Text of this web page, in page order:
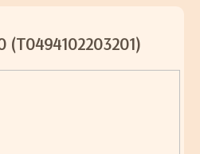
(T0494102203201)